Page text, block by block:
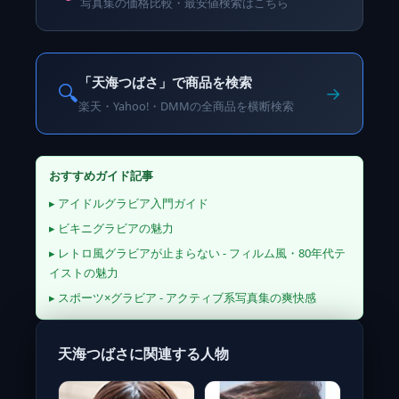
🔍 「天海つばさ」で商品を検索
楽天・Yahoo!・DMMの全商品を横断検索
→
おすすめガイド記事
▸ アイドルグラビア入門ガイド
▸ ビキニグラビアの魅力
▸ レトロ風グラビアが止まらない - フィルム風・80年代テ
イストの魅力
▸ スポーツ×グラビア - アクティブ系写真集の爽快感
天海つばさに関連する人物